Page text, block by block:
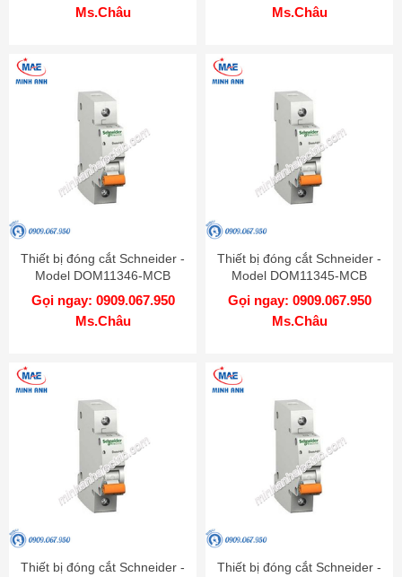
Ms.Châu
Ms.Châu
Thiết bị đóng cắt Schneider -
Model DOM11346-MCB
Gọi ngay: 0909.067.950
Ms.Châu
Thiết bị đóng cắt Schneider -
Model DOM11345-MCB
Gọi ngay: 0909.067.950
Ms.Châu
Thiết bị đóng cắt Schneider -
Thiết bị đóng cắt Schneider -